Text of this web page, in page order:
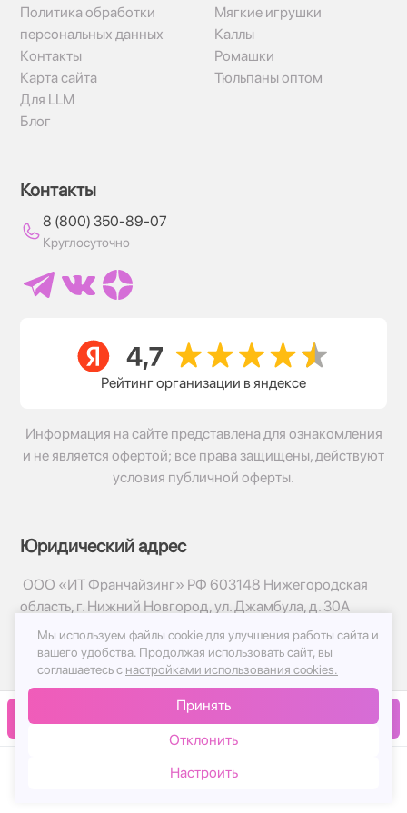
В корзину
Политика обработки
персональных данных
Контакты
Карта сайта
Для LLM
Блог
Мягкие игрушки
Каллы
Ромашки
Тюльпаны оптом
Контакты
8 (800) 350-89-07
Круглосуточно
Рейтинг организации в яндексе
Информация на сайте представлена для ознакомления
и не является офертой; все права защищены, действуют
условия публичной оферты.
Юридический адрес
ООО «ИТ Франчайзинг» РФ 603148 Нижегородская
область, г. Нижний Новгород, ул. Джамбула, д. 30А
© 2017-2026г, База Цветов 24.ру
Политика конфиденциальности
Публичная оферта
Мы используем файлы cookie для улучшения работы сайта и
вашего удобства. Продолжая использовать сайт, вы
соглашаетесь с настройками использования cookies.
Принять
Отклонить
Настроить